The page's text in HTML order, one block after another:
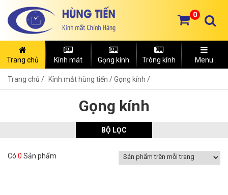
0
Trang chủ Kính mát Gọng kính Tròng kính Menu
Trang chủ Kính mắt hùng tiến /Gọng kính /
Gọng kính
BỘ LỌC
Có 0 Sản phẩm